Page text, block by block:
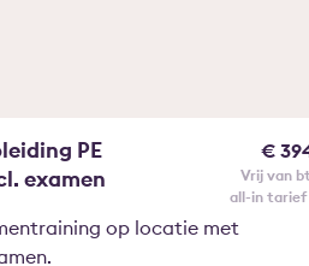
PE
examen
€
vrij van
all-in tarief
op locatie met